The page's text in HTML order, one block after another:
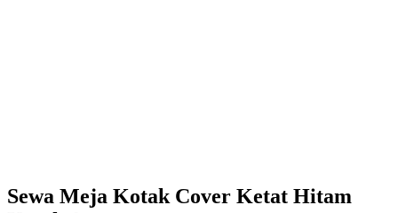
Sewa Meja Kotak Cover Ketat Hitam